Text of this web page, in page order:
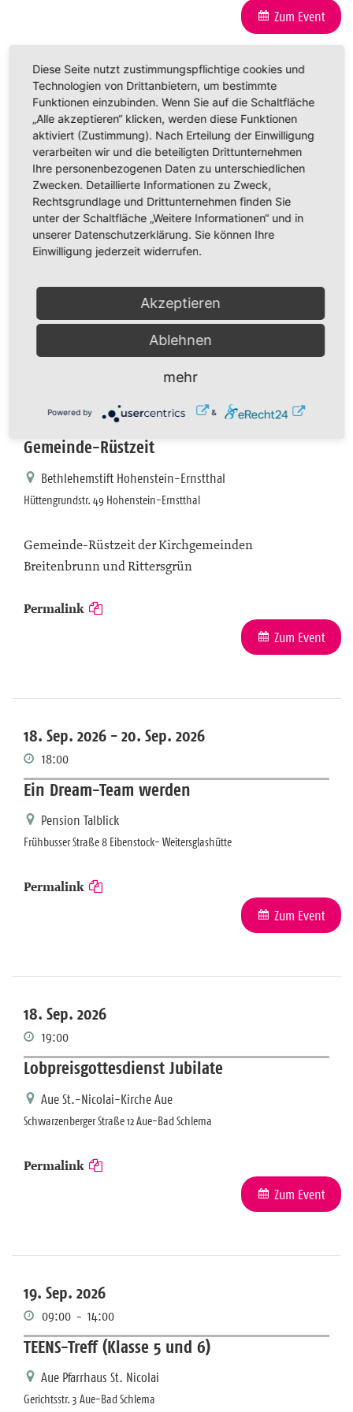
Zum Event
17. Sep. 2026
14:00
Bibelstunde
Aue "Haus der Kirche" Auerhammer
Zschorlauer Straße 58 Aue-Bad Schlema
Zum Event
18:00
Gemeinde-Rüstzeit
Bethlehemstift Hohenstein-Ernstthal
Hüttengrundstr. 49 Hohenstein-Ernstthal
Gemeinde-Rüstzeit der Kirchgemeinden
Breitenbrunn und Rittersgrün
Permalink
Zum Event
18. Sep. 2026 -20. Sep. 2026
18:00
Ein Dream-Team werden
Pension Talblick
Frühbusser Straße 8 Eibenstock- Weitersglashütte
Permalink
Zum Event
18. Sep. 2026
19:00
Lobpreisgottesdienst Jubilate
Aue St.-Nicolai-Kirche Aue
Schwarzenberger Straße 12 Aue-Bad Schlema
Permalink
Zum Event
19. Sep. 2026
09:00 - 14:00
TEENS-Treff (Klasse 5 und 6)
Aue Pfarrhaus St. Nicolai
Gerichtsstr. 3 Aue-Bad Schlema
Diese Seite nutzt zustimmungspflichtige cookies und
Technologien von Drittanbietern, um bestimmte
Funktionen einzubinden. Wenn Sie auf die Schaltfläche
„Alle akzeptieren“ klicken, werden diese Funktionen
aktiviert (Zustimmung). Nach Erteilung der Einwilligung
verarbeiten wir und die beteiligten Drittunternehmen
Ihre personenbezogenen Daten zu unterschiedlichen
Zwecken. Detaillierte Informationen zu Zweck,
Rechtsgrundlage und Drittunternehmen finden Sie
unter der Schaltfläche „Weitere Informationen“ und in
unserer Datenschutzerklärung. Sie können Ihre
Einwilligung jederzeit widerrufen.
Akzeptieren
Ablehnen
mehr
Powered by &